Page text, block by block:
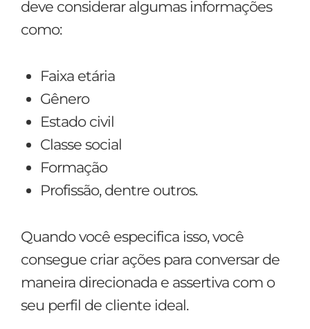
deve considerar algumas informações
como:
Faixa etária
Gênero
Estado civil
Classe social
Formação
Profissão, dentre outros.
Quando você especifica isso, você
consegue criar ações para conversar de
maneira direcionada e assertiva com o
seu perfil de cliente ideal.